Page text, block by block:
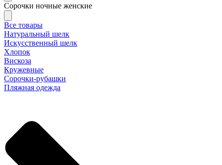
Сорочки ночные женские
Все товары
Натуральный шелк
Искусственный шелк
Хлопок
Вискоза
Кружевные
Сорочки-рубашки
Пляжная одежда